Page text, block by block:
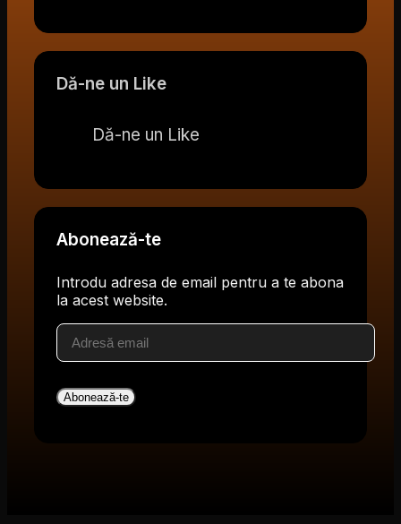
Dă-ne un Like
Dă-ne un Like
Abonează-te
Introdu adresa de email pentru a te abona
la acest website.
Adresă
email
Abonează-te